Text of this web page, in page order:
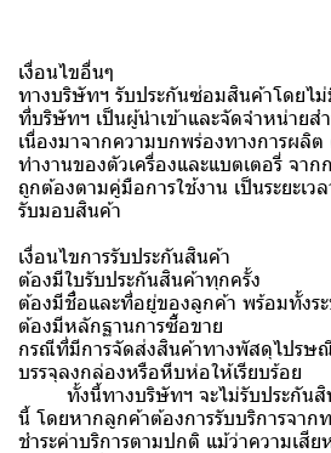
เงื่อนไขอื่นๆ
ทางบริษัทฯ รับประกันซ่อมสินค้าโดยไม่
ที่บริษัทฯ เป็นผู้นำเข้าและจัดจำหน่ายส
เนื่องมาจากความบกพร่องทางการผลิ
ทำงานของตัวเครื่องและแบตเตอรี่ จา
ถูกต้องตามคู่มือการใช้งาน เป็นระยะเ
รับมอบสินค้า
เงื่อนไขการรับประกันสินค้า
ต้องมีใบรับประกันสินค้าทุกครั้ง
ต้องมีชื่อและที่อยู่ของลูกค้า พร้อมทั้งร
ต้องมีหลักฐานการซื้อขาย
กรณีที่มีการจัดส่งสินค้าทางพัสดุไปรษ
บรรจุลงกล่องหรือหีบห่อให้เรียบร้อย
ทั้งนี้ทางบริษัทฯ จะไม่รับประกันสิ
นี้ โดยหากลูกค้าต้องการรับบริการจา
ชำระค่าบริการตามปกติ แม้ว่าความเสี